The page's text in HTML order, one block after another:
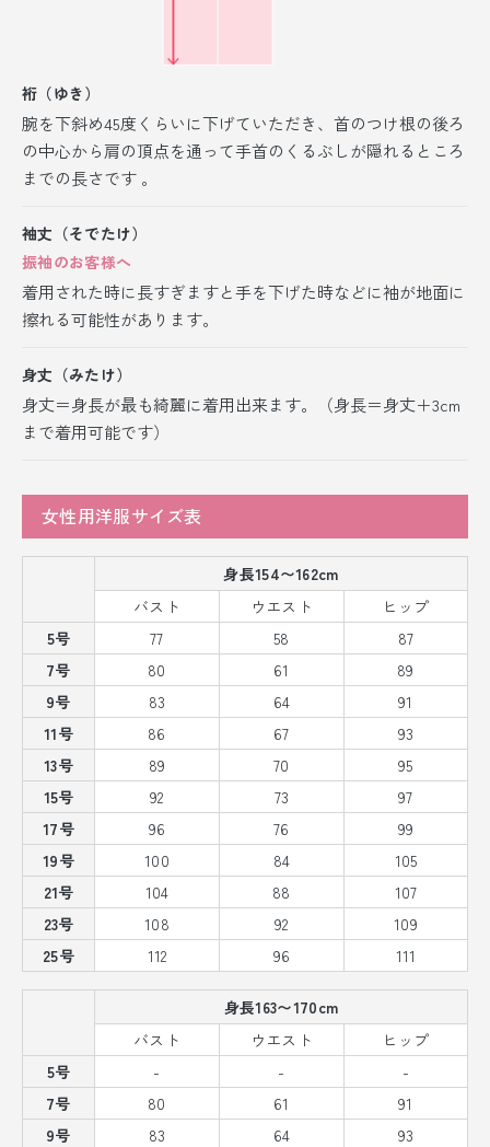
裄（ゆき）
腕を下斜め45度くらいに下げていただき、首のつけ根の後ろ
の中心から肩の頂点を通って手首のくるぶしが隠れるところ
までの長さです 。
袖丈（そでたけ）
振袖のお客様へ
着用された時に長すぎますと手を下げた時などに袖が地面に
擦れる可能性があります。
身丈（みたけ）
身丈＝身長が最も綺麗に着用出来ます。（身長＝身丈＋3cm
まで着用可能です）
女性用洋服サイズ表
身長154〜162cm
バスト
ウエスト
ヒップ
5号
77 58
87
7号
80 61
89
9号
83 64
91
11号
86 67
93
13号
89 70
95
15号
92 73
97
17号
96 76
99
19号
100 84
105
21号
104 88
107
23号
108 92
109
25号
112 96 111
身長163〜170cm
バスト
ウエスト
ヒップ
5号
- -
-
7号
80 61
91
9号
83 64
93